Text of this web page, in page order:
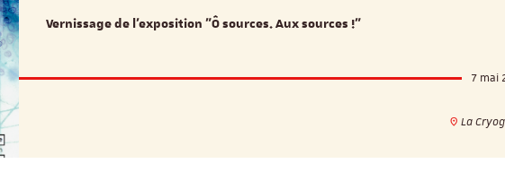
Vernissage de l’exposition "Ô sources. Aux sources !"
7 mai
La